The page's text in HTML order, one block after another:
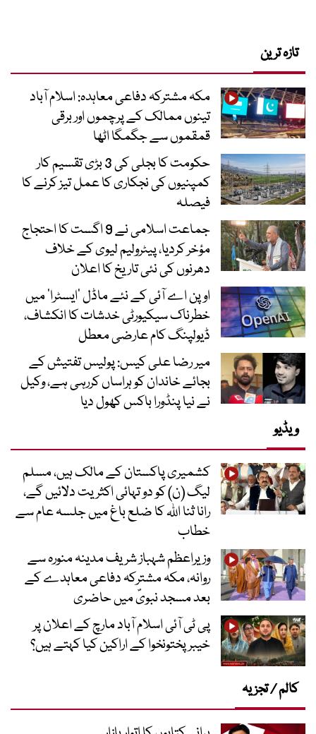
تازہ ترین
مکہ مشترکہ دفاعی معاہدہ: اسلام آباد
تینوں ممالک کے پرچموں اور برقی
قمقموں سے جگمگا اٹھا
حکومت کا بجلی کی 3 بڑی تقسیم کار
کمپنیوں کی نجکاری کا عمل تیز کرنے کا
فیصلہ
جماعت اسلامی نے 9 اگست کا احتجاج
مؤخر کردیا، پیٹرولیم لیوی کے خلاف
دھرنوں کی نئی تاریخ کا اعلان
اوپن اے آئی کے نئے ماڈل ’ایسٹرا‘ میں
خطرناک سیکیورٹی خدشات کا انکشاف،
ڈیولپنگ کام عارضی معطل
میر رضا علی کیس: پولیس تفتیش کے
بجائے خاندان کو ہراساں کررہی ہے، وکیل
نے نیا پنڈورا باکس کھول دیا
ویڈیو
کشمیری پاکستان کے مالک ہیں، مسلم
لیگ (ن) کو دو تہائی اکثریت دلائیں گے،
رانا ثنا اللہ کا ضلع باغ میں جلسہ عام سے
خطاب
وزیراعظم شہباز شریف مدینہ منورہ سے
روانہ، مکہ مشترکہ دفاعی معاہدے کے
بعد مسجد نبویؐ میں حاضری
پی ٹی آئی اسلام آباد مارچ کے اعلان پر
خیبر پختونخوا کے اراکین کیا کہتے ہیں؟
کالم / تجزیہ